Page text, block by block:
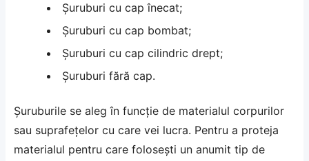
Șuruburi cu cap înecat;
Șuruburi cu cap bombat;
Șuruburi cu cap cilindric drept;
Șuruburi fără cap.
Șuruburile se aleg în funcție de materialul corpurilor
sau suprafețelor cu care vei lucra. Pentru a proteja
materialul pentru care folosești un anumit tip de